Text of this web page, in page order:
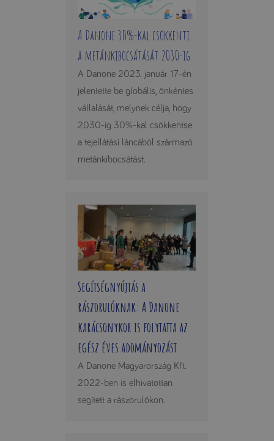
A Danone 30%-kal csökkenti
a metánkibocsátását 2030-ig
A Danone 2023. január 17-én
jelentette be globális, önkéntes
vállalását, melynek célja, hogy
2030-ig 30%-kal csökkentse
a tejellátási láncából származó
metánkibocsátást.
Segítségnyújtás a
rászorulóknak: A Danone
karácsonykor is folytatta az
egész éves adományozást
A Danone Magyarország Kft.
2022-ben is elhivatottan
segített a rászorulókon.